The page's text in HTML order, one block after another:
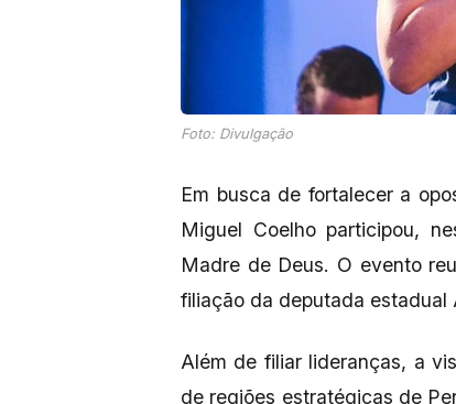
Foto: Divulgação
Em busca de fortalecer a
Miguel Coelho participou,
Madre de Deus. O evento
filiação da deputada estadual
Além de filiar lideranças, a
de regiões estratégicas de